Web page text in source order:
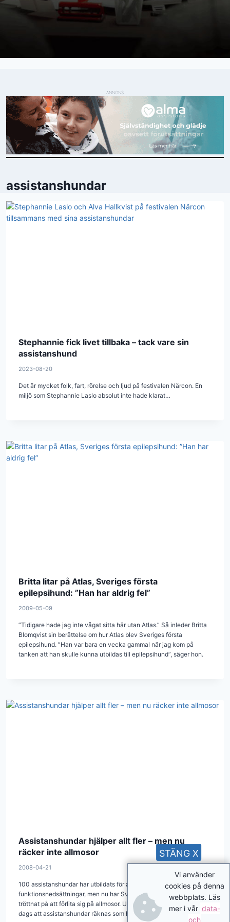
ANNONS
assistanshundar
Stephannie fick livet tillbaka – tack vare sin
assistanshund
2023-08-20
Det är mycket folk, fart, rörelse och ljud på festivalen Närcon. En
miljö som Stephannie Laslo absolut inte hade klarat…
Britta litar på Atlas, Sveriges första
epilepsihund: ”Han har aldrig fel”
2009-05-09
”Tidigare hade jag inte vågat sitta här utan Atlas.” Så inleder Britta
Blomqvist sin berättelse om hur Atlas blev Sveriges ­första
epilepsihund. ”Han var bara en vecka gammal när jag kom på
tanken att han skulle kunna utbildas till epilepsihund”, säger hon.
Assistanshundar hjälper allt fler – men nu
räcker inte allmosor
2008-04-21
100 assistanshundar har utbildats för att hjälpa personer med
funktionsnedsättningar, men nu har Svenska Kennelklubben
tröttnat på att förlita sig på allmosor. Ulf Uddman tycker att det är
dags att assistanshundar räknas som hjälpmedel.
Vi använder
cookies på denna
webbplats. Läs
mer i vår data-
och
STÄNG X